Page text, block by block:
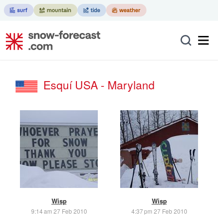
Esquí USA - Maryland
Wisp
9:14 am 27 Feb 2010
Wisp
4:37 pm 27 Feb 2010